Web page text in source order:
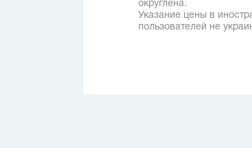
округлена.
Указание цены в
пользователей не